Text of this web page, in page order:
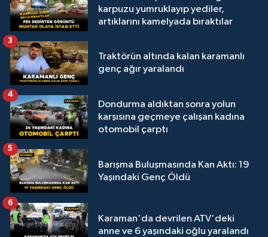
karpuzu yumruklayıp yediler,
artıklarını kamelyada bıraktılar
Traktörün altında kalan karamanlı
genç ağır yaralandı
3
Dondurma aldıktan sonra yolun
karşısına geçmeye çalışan kadına
otomobil çarptı
4
Barışma Buluşmasında Kan Aktı: 19
Yaşındaki Genç Öldü
5
Karaman'da devrilen ATV'deki
anne ve 6 yaşındaki oğlu yaralandı
6